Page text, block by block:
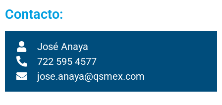
Contacto:
José Anaya
722 595 4577
jose.anaya@qsmex.com